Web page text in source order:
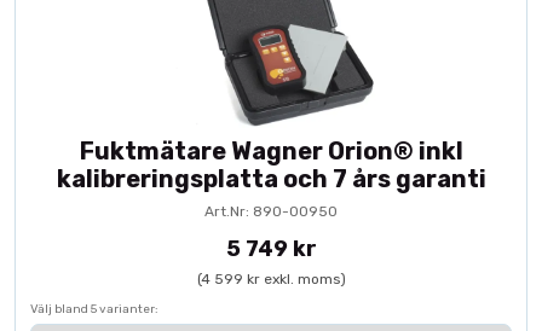
Fuktmätare Wagner Orion® inkl
kalibreringsplatta och 7 års garanti
Art.Nr: 890-00950
5 749 kr
(4 599 kr exkl. moms)
Välj bland 5 varianter: